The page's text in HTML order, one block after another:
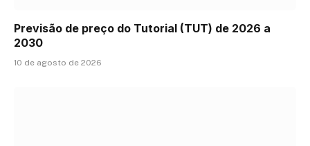
Previsão de preço do Tutorial (TUT) de 2026 a
2030
10 de agosto de 2026